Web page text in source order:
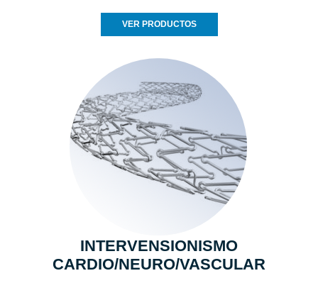
VER PRODUCTOS
INTERVENSIONISMO
CARDIO/NEURO/VASCULAR